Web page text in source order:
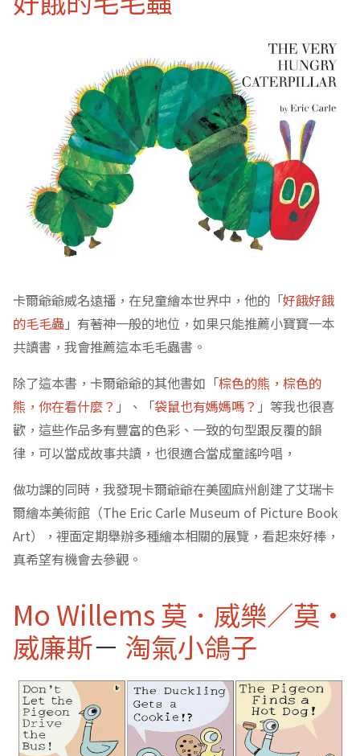
卡爾爺爺威名遠播，在兒童繪本世界中，他的「好餓好餓
的毛毛蟲 」有著神一般的地位，如果只能推薦小寶寶一本
共讀書，我會推薦這本毛毛蟲書。
除了這本書，卡爾爺爺的其他書如「棕色的熊，棕色的
熊，你在看什麼？ 」、「袋鼠也有媽媽嗎？ 」等我也很喜
歡，這些作品多有豐富的色彩、一致的句型跟反覆的韻
律，可以當成故事共讀，也很適合當成童謠吟唱，
做功課的同時，我發現卡爾爺爺在美國麻州創建了艾瑞卡
爾繪本美術館（The Eric Carle Museum of Picture Book
Art），裡面定期舉辦多種繪本相關的展覽，看起來好棒，
真希望有機會去參觀。
Mo Willems 莫．威樂／莫·
威廉斯－ 淘氣小鴿子